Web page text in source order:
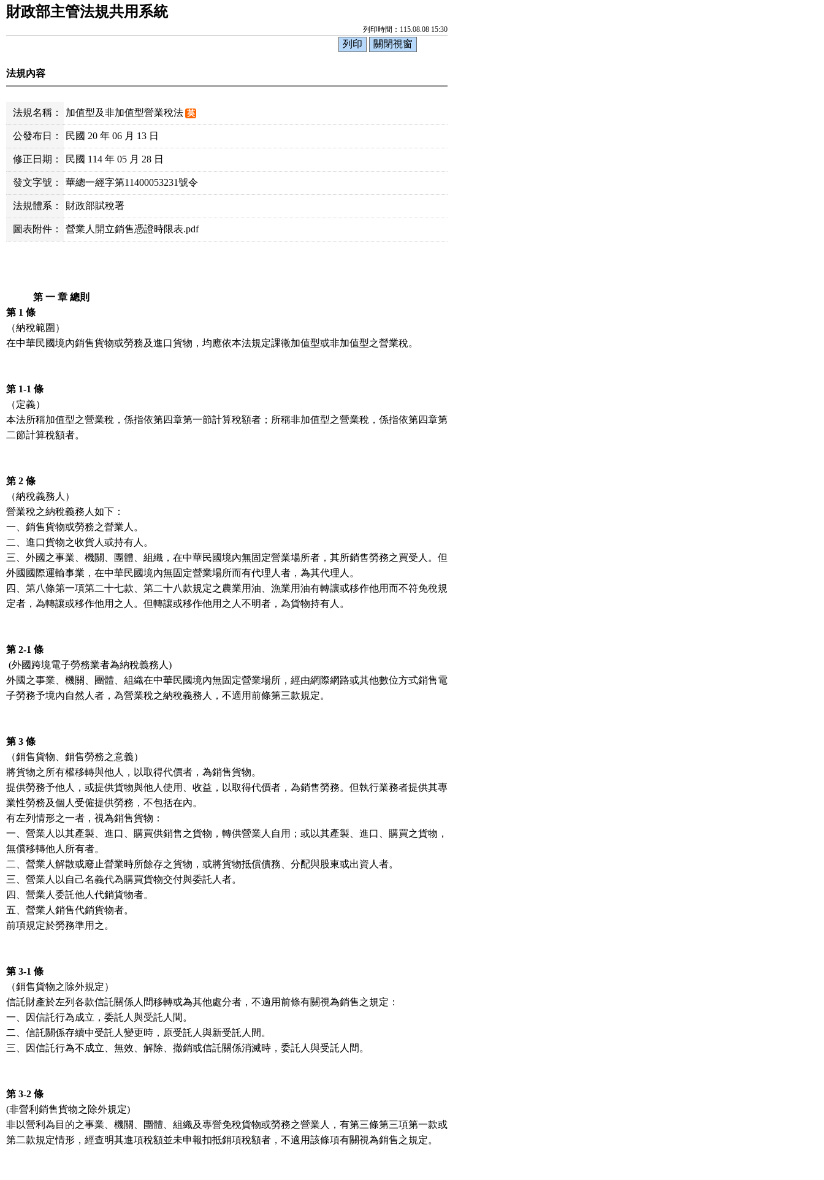
財政部主管法規共用系統
列印時間：115.08.08 15:30
法規內容
法規名稱： 加值型及非加值型營業稅法 英
公發布日： 民國 20 年 06 月 13 日
修正日期： 民國 114 年 05 月 28 日
發文字號： 華總一經字第11400053231號令
法規體系： 財政部賦稅署
圖表附件： 營業人開立銷售憑證時限表.pdf
第 一 章 總則
第 1 條
（納稅範圍）
在中華民國境內銷售貨物或勞務及進口貨物，均應依本法規定課徵加值型或非加值型之營業稅。
第 1-1 條
（定義）
本法所稱加值型之營業稅，係指依第四章第一節計算稅額者；所稱非加值型之營業稅，係指依第四章第
二節計算稅額者。
第 2 條
（納稅義務人）
營業稅之納稅義務人如下：
一、銷售貨物或勞務之營業人。
二、進口貨物之收貨人或持有人。
三、外國之事業、機關、團體、組織，在中華民國境內無固定營業場所者，其所銷售勞務之買受人。但
外國國際運輸事業，在中華民國境內無固定營業場所而有代理人者，為其代理人。
四、第八條第一項第二十七款、第二十八款規定之農業用油、漁業用油有轉讓或移作他用而不符免稅規
定者，為轉讓或移作他用之人。但轉讓或移作他用之人不明者，為貨物持有人。
第 2-1 條
(外國跨境電子勞務業者為納稅義務人)
外國之事業、機關、團體、組織在中華民國境內無固定營業場所，經由網際網路或其他數位方式銷售電
子勞務予境內自然人者，為營業稅之納稅義務人，不適用前條第三款規定。
第 3 條
（銷售貨物、銷售勞務之意義）
將貨物之所有權移轉與他人，以取得代價者，為銷售貨物。
提供勞務予他人，或提供貨物與他人使用、收益，以取得代價者，為銷售勞務。但執行業務者提供其專
業性勞務及個人受僱提供勞務，不包括在內。
有左列情形之一者，視為銷售貨物：
一、營業人以其產製、進口、購買供銷售之貨物，轉供營業人自用；或以其產製、進口、購買之貨物，
無償移轉他人所有者。
二、營業人解散或廢止營業時所餘存之貨物，或將貨物抵償債務、分配與股東或出資人者。
三、營業人以自己名義代為購買貨物交付與委託人者。
四、營業人委託他人代銷貨物者。
五、營業人銷售代銷貨物者。
前項規定於勞務準用之。
第 3-1 條
（銷售貨物之除外規定）
信託財產於左列各款信託關係人間移轉或為其他處分者，不適用前條有關視為銷售之規定：
一、因信託行為成立，委託人與受託人間。
二、信託關係存續中受託人變更時，原受託人與新受託人間。
三、因信託行為不成立、無效、解除、撤銷或信託關係消滅時，委託人與受託人間。
第 3-2 條
(非營利銷售貨物之除外規定)
非以營利為目的之事業、機關、團體、組織及專營免稅貨物或勞務之營業人，有第三條第三項第一款或
第二款規定情形，經查明其進項稅額並未申報扣抵銷項稅額者，不適用該條項有關視為銷售之規定。